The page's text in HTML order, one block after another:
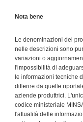
Nota bene
Le denominazioni dei
nelle descrizioni sono
variazioni o
l'impossibilità di
le informazioni tecniche
differire da quelle
aziende produttrici.
codice ministeriale
l'attualità delle